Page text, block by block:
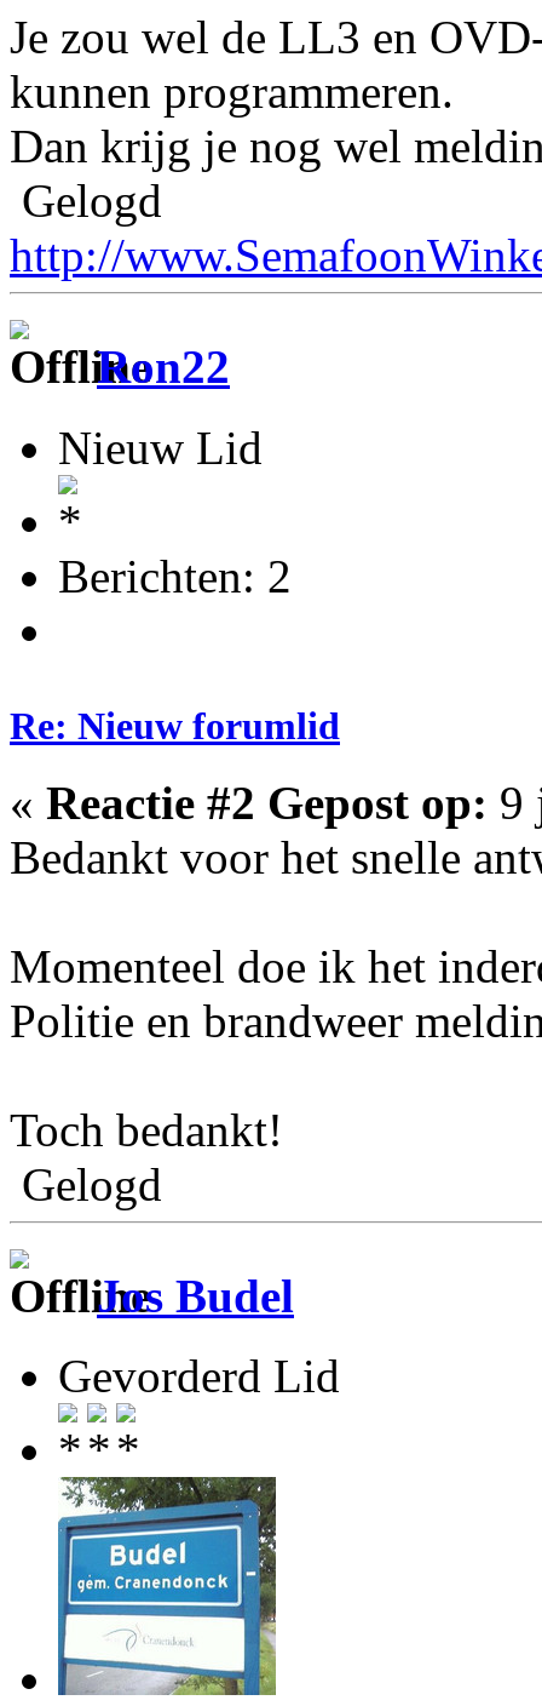
Je zou wel de LL3 en
kunnen programmeren.
Dan krijg je nog wel
Gelogd
http://
Ron22
Nieuw Lid
Berichten: 2
Re: Nieuw forumlid
« Reactie #2 Gepost op: 9
Bedankt voor het snelle
Momenteel doe ik het
Politie en brandweer
Toch bedankt!
Gelogd
Jos Budel
Gevorderd Lid